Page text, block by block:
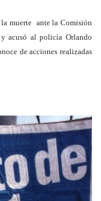
la muerte ante la Comisión
acusó al policía Orlando
de acciones realizadas